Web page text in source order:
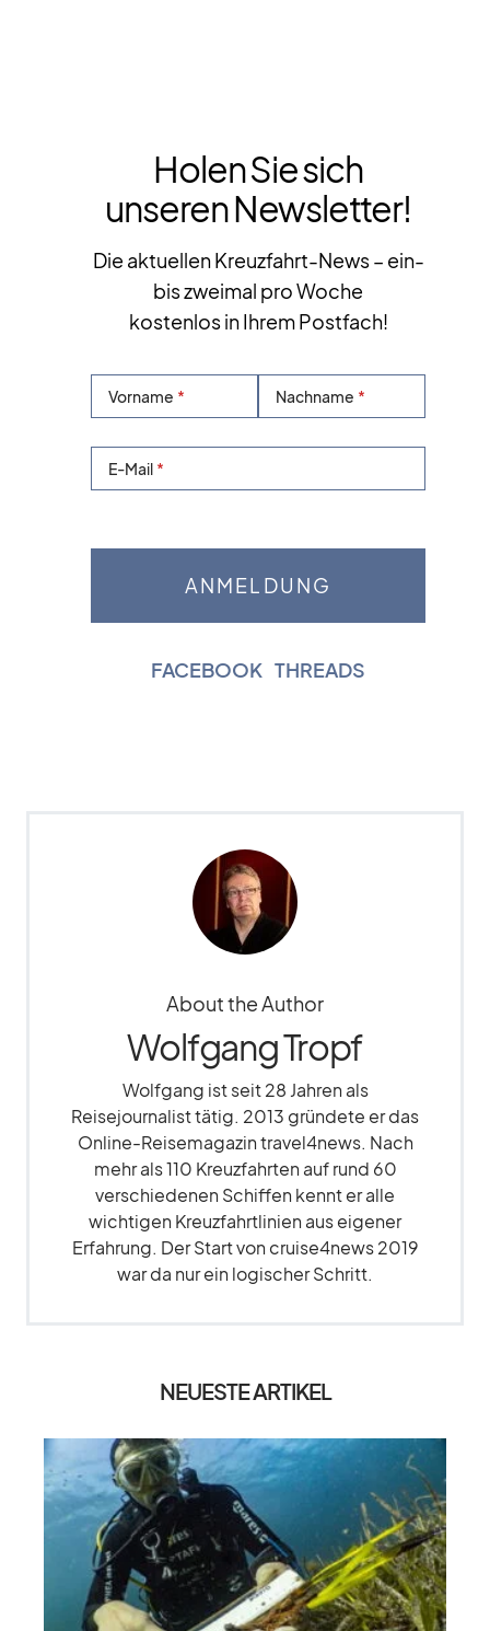
Holen Sie sich
unseren Newsletter!
Die aktuellen Kreuzfahrt-News – ein-
bis zweimal pro Woche
kostenlos in Ihrem Postfach!
Vorname Nachname
E-Mail
FACEBOOK THREADS
About the Author
Wolfgang Tropf
Wolfgang ist seit 28 Jahren als
Reisejournalist tätig. 2013 gründete er das
Online-Reisemagazin travel4news. Nach
mehr als 110 Kreuzfahrten auf rund 60
verschiedenen Schiffen kennt er alle
wichtigen Kreuzfahrtlinien aus eigener
Erfahrung. Der Start von cruise4news 2019
war da nur ein logischer Schritt.
NEUESTE ARTIKEL